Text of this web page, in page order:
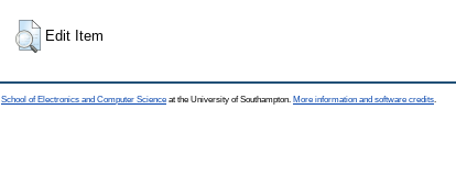
Edit Item
School of Electronics and Computer Science at the University of Southampton. More information and software credits